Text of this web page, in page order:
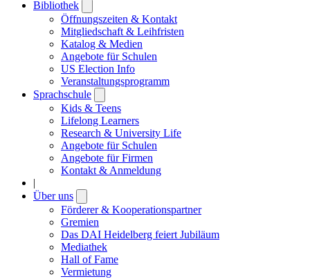
Bibliothek
submenu
Öffnungszeiten & Kontakt
Mitgliedschaft & Leihfristen
Katalog & Medien
Angebote für Schulen
US Election Info
Veranstaltungsprogramm
Sprachschule
submenu
Kids & Teens
Lifelong Learners
Research & University Life
Angebote für Schulen
Angebote für Firmen
Kontakt & Anmeldung
|
Über uns
submenu
Förderer & Kooperationspartner
Gremien
Das DAI Heidelberg feiert Jubiläum
Mediathek
Hall of Fame
Vermietung